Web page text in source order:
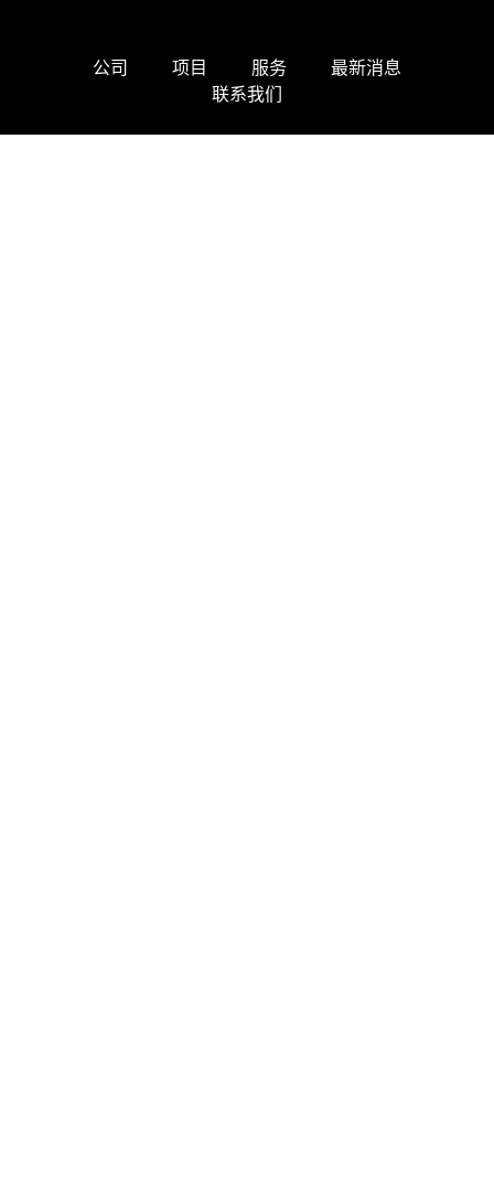
公司 项目 服务
最新消息
联系我们